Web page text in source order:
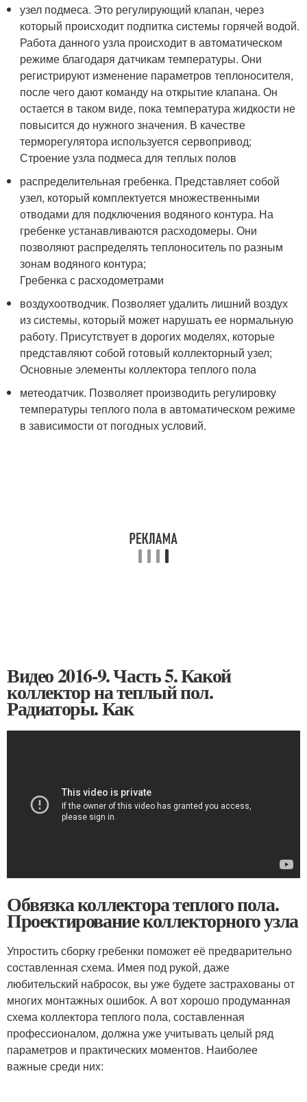
узел подмеса. Это регулирующий клапан, через
который происходит подпитка системы горячей водой.
Работа данного узла происходит в автоматическом
режиме благодаря датчикам температуры. Они
регистрируют изменение параметров теплоносителя,
после чего дают команду на открытие клапана. Он
остается в таком виде, пока температура жидкости не
повысится до нужного значения. В качестве
терморегулятора используется сервопривод;
Строение узла подмеса для теплых полов
распределительная гребенка. Представляет собой
узел, который комплектуется множественными
отводами для подключения водяного контура. На
гребенке устанавливаются расходомеры. Они
позволяют распределять теплоноситель по разным
зонам водяного контура;
Гребенка с расходометрами
воздухоотводчик. Позволяет удалить лишний воздух
из системы, который может нарушать ее нормальную
работу. Присутствует в дорогих моделях, которые
представляют собой готовый коллекторный узел;
Основные элементы коллектора теплого пола
метеодатчик. Позволяет производить регулировку
температуры теплого пола в автоматическом режиме
в зависимости от погодных условий.
Видео 2016-9. Часть 5. Какой
коллектор на теплый пол.
Радиаторы. Как
Обвязка коллектора теплого пола.
Проектирование коллекторного узла
Упростить сборку гребенки поможет её предварительно
составленная схема. Имея под рукой, даже
любительский набросок, вы уже будете застрахованы от
многих монтажных ошибок. А вот хорошо продуманная
схема коллектора теплого пола, составленная
профессионалом, должна уже учитывать целый ряд
параметров и практических моментов. Наиболее
важные среди них: